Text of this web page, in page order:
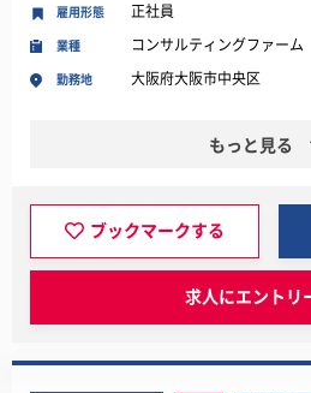
業種 コンサルティングファーム
勤務地 大阪府大阪市中央区
雇用形態 正社員
もっと見る
ブックマークする
求人にエントリ